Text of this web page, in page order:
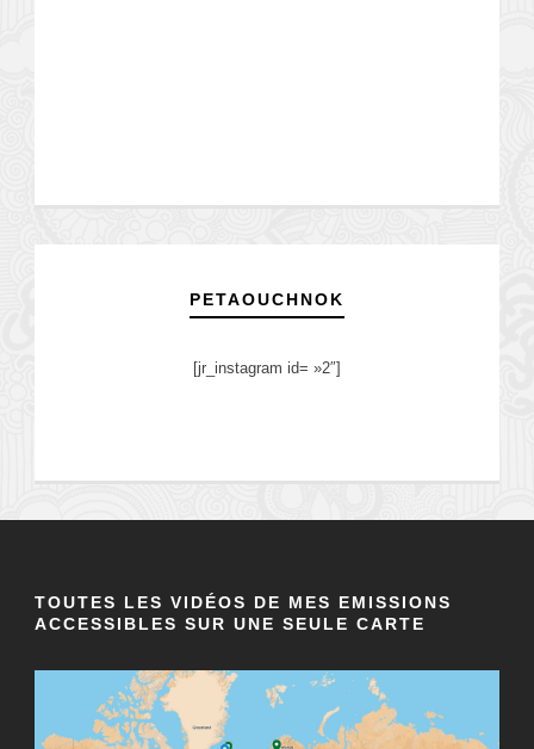
PETAOUCHNOK
[jr_instagram id= »2″]
TOUTES LES VIDÉOS DE MES EMISSIONS
ACCESSIBLES SUR UNE SEULE CARTE